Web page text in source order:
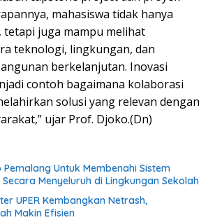
mahasiswa tidak hanya
tetapi juga mampu melihat
teknologi, lingkungan, dan
berkelanjutan. Inovasi
contoh bagaimana kolaborasi
solusi yang relevan dengan
ujar Prof. Djoko.(Dn)
Untuk Membenahi Sistem
Menyeluruh di Lingkungan Sekolah
UPER Kembangkan Netrash,
Makin Efisien